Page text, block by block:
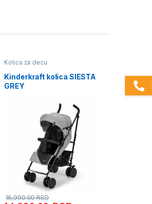
Kolica za decu
Kinderkraft kolica SIESTA
GREY
16,990.00RSD